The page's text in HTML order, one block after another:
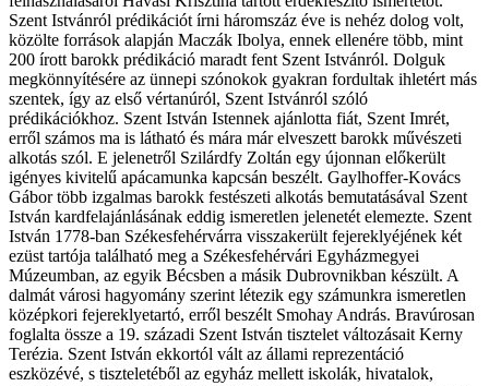
Szent Istvánról prédikációt írni háromszáz éve is nehéz dolog volt,
közölte források alapján Maczák Ibolya, ennek ellenére több, mint
200 írott barokk prédikáció maradt fent Szent Istvánról. Dolguk
megkönnyítésére az ünnepi szónokok gyakran fordultak ihletért más
szentek, így az első vértanúról, Szent Istvánról szóló
prédikációkhoz. Szent István Istennek ajánlotta fiát, Szent Imrét,
erről számos ma is látható és mára már elveszett barokk művészeti
alkotás szól. E jelenetről Szilárdfy Zoltán egy újonnan előkerült
igényes kivitelű apácamunka kapcsán beszélt. Gaylhoffer-Kovács
Gábor több izgalmas barokk festészeti alkotás bemutatásával Szent
István kardfelajánlásának eddig ismeretlen jelenetét elemezte. Szent
István 1778-ban Székesfehérvárra visszakerült fejereklyéjének két
ezüst tartója található meg a Székesfehérvári Egyházmegyei
Múzeumban, az egyik Bécsben a másik Dubrovnikban készült. A
dalmát városi hagyomány szerint létezik egy számunkra ismeretlen
középkori fejereklyetartó, erről beszélt Smohay András. Bravúrosan
foglalta össze a 19. századi Szent István tisztelet változásait Kerny
Terézia. Szent István ekkortól vált az állami reprezentáció
eszközévé, s tiszteletéből az egyház mellett iskolák, hivatalok,